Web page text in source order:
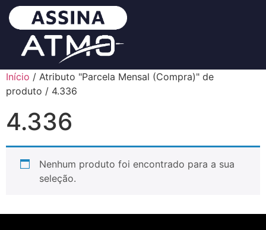
Início / Atributo "Parcela Mensal (Compra)" de
produto / 4.336
4.336
Nenhum produto foi encontrado para a sua
seleção.